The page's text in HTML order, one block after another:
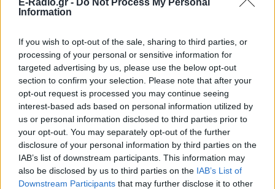
Information
If you wish to opt-out of the sale, sharing to third parties, or
processing of your personal or sensitive information for
targeted advertising by us, please use the below opt-out
section to confirm your selection. Please note that after your
opt-out request is processed you may continue seeing
interest-based ads based on personal information utilized by
us or personal information disclosed to third parties prior to
your opt-out. You may separately opt-out of the further
disclosure of your personal information by third parties on the
IAB’s list of downstream participants. This information may
also be disclosed by us to third parties on the IAB’s List of
Downstream Participants that may further disclose it to other
αυτό;»
Απρόσμενη αντίδραση στη σκηνή από την
Ιουλία Καλλιμάνη: θαμώνας της πετούσε
και η τραγουδίστρια ανταπέδωσε
αμέσως.
«Τα κάνετε κάφρους και κτήνη
χωρίς ενσυναίσθηση»: Ο Τάσος
Δούσης...δικάζει
ΠΡΙΝ 9 ΏΡΕΣ
Αφορμή στάθηκαν δύο πραγματικά
περιστατικά των καλοκαιρινών
διακοπών